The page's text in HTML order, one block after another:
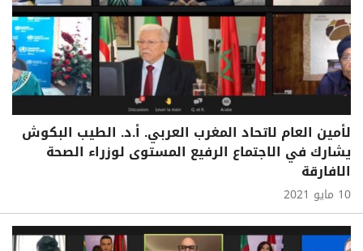
لأمين العام لاتحاد المغرب العربي. أ.د. الطيب البكوش
يشارك في الاجتماع الرفيع المستوى لوزراء الصحة
الافارقة
10 مايو 2021